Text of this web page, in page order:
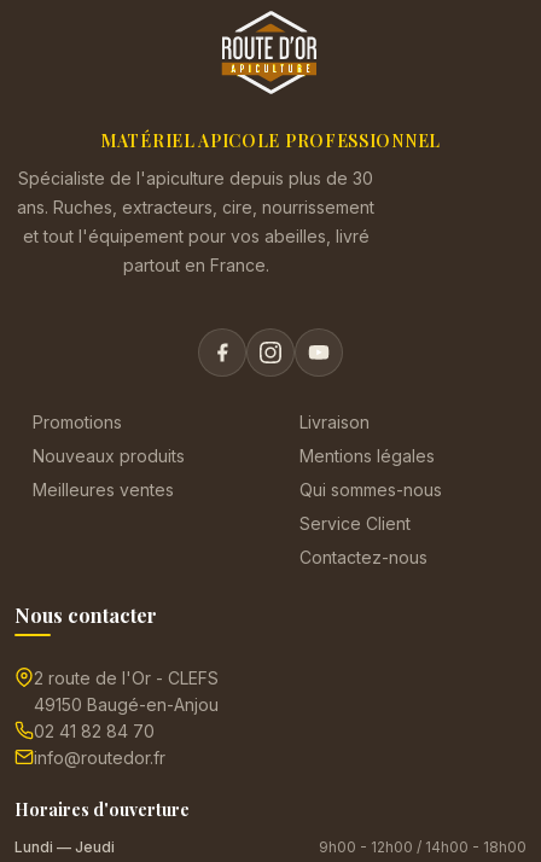
MATÉRIEL APICOLE PROFESSIONNEL
Spécialiste de l'apiculture depuis plus de 30
ans. Ruches, extracteurs, cire, nourrissement
et tout l'équipement pour vos abeilles, livré
partout en France.
Promotions
Nouveaux produits
Meilleures ventes
Livraison
Mentions légales
Qui sommes-nous
Service Client
Contactez-nous
Nous contacter
2 route de l'Or - CLEFS
49150 Baugé-en-Anjou
02 41 82 84 70
info@routedor.fr
Horaires d'ouverture
Lundi — Jeudi 9h00 - 12h00 / 14h00 - 18h00